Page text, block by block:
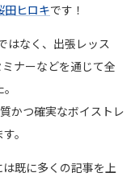
田ヒロキです！
はなく、出張レッス
ナーなどを通じて全
かつ確実なボイストレ
。
既に多くの記事を上